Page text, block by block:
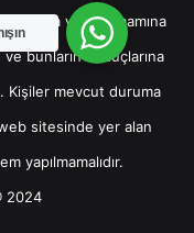
veya tamamına
bunların sonuçlarına
Kişiler mevcut duruma
sitesinde yer alan
yapılmamalıdır.
2024